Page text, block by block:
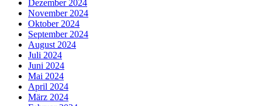
Dezember 2024
November 2024
Oktober 2024
September 2024
August 2024
Juli 2024
Juni 2024
Mai 2024
April 2024
März 2024